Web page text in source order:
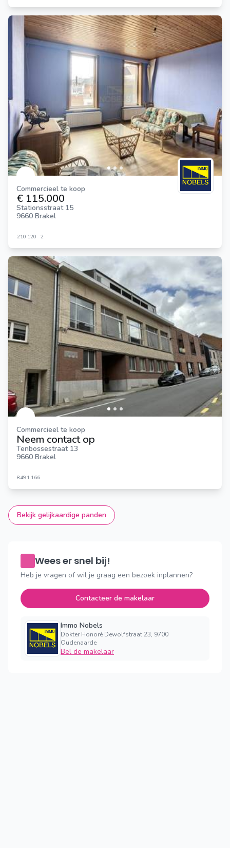
Commercieel te koop
€ 115.000
Stationsstraat 15
9660 Brakel
210 120 2
Commercieel te koop
Neem contact op
Tenbossestraat 13
9660 Brakel
849 1.166
Bekijk gelijkaardige panden
Wees er snel bij!
Heb je vragen of wil je graag een bezoek inplannen?
Contacteer de makelaar
Immo Nobels
Dokter Honoré Dewolfstraat 23, 9700
Oudenaarde
Bel de makelaar